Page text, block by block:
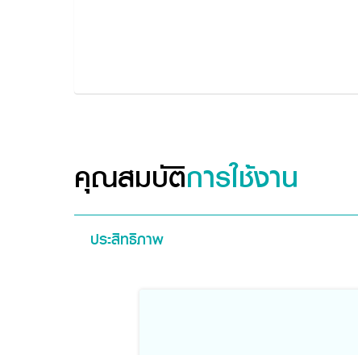
คุณสมบัติการใช้งาน
ประสิทธิภาพ